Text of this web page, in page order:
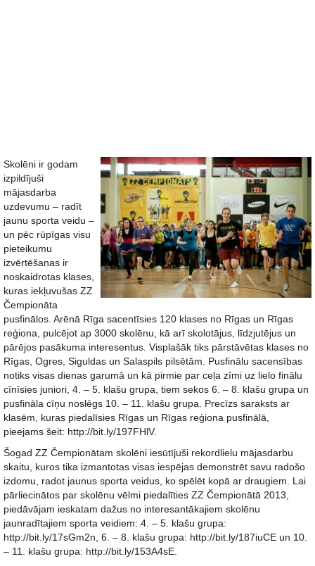
Skolēni ir godam
izpildījuši
mājasdarba
uzdevumu – radīt
jaunu sporta veidu –
un pēc rūpīgas visu
pieteikumu
izvērtēšanas ir
noskaidrotas klases,
kuras iekļuvušas ZZ
Čempionāta
pusfinālos. Arēnā Rīga sacentīsies 120 klases no Rīgas un Rīgas
reģiona, pulcējot ap 3000 skolēnu, kā arī skolotājus, līdzjutējus un
pārējos pasākuma interesentus. Visplašāk tiks pārstāvētas klases no
Rīgas, Ogres, Siguldas un Salaspils pilsētām. Pusfinālu sacensības
notiks visas dienas garumā un kā pirmie par ceļa zīmi uz lielo finālu
cīnīsies juniori, 4. – 5. klašu grupa, tiem sekos 6. – 8. klašu grupa un
pusfināla cīņu noslēgs 10. – 11. klašu grupa. Precīzs saraksts ar
klasēm, kuras piedalīsies Rīgas un Rīgas reģiona pusfinālā,
pieejams šeit: http://bit.ly/197FHlV.
Šogad ZZ Čempionātam skolēni iesūtījuši rekordlielu mājasdarbu
skaitu, kuros tika izmantotas visas iespējas demonstrēt savu radošo
izdomu, radot jaunus sporta veidus, ko spēlēt kopā ar draugiem. Lai
pārliecinātos par skolēnu vēlmi piedalīties ZZ Čempionātā 2013,
piedāvājam ieskatam dažus no interesantākajiem skolēnu
jaunradītajiem sporta veidiem: 4. – 5. klašu grupa:
http://bit.ly/17sGm2n, 6. – 8. klašu grupa: http://bit.ly/187iuCE un 10.
– 11. klašu grupa: http://bit.ly/153A4sE.